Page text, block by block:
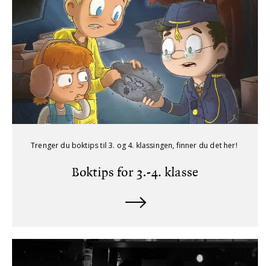
Trenger du boktips til 3. og 4. klassingen, finner du det her!
Boktips for 3.-4. klasse